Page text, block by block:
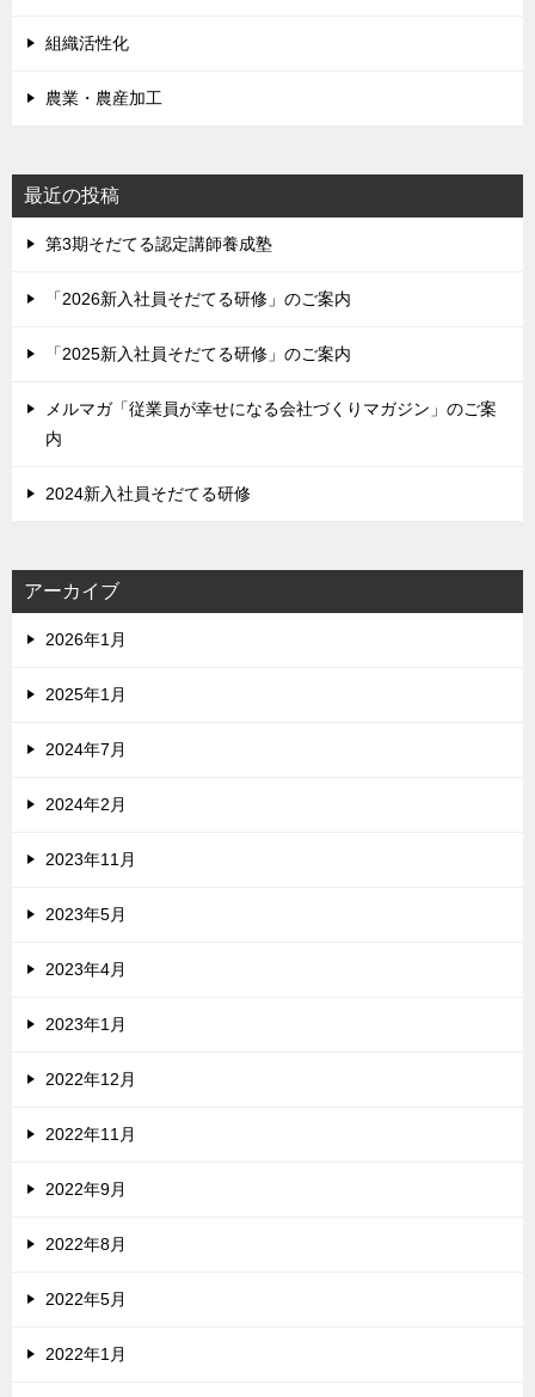
組織活性化
農業・農産加工
最近の投稿
第3期そだてる認定講師養成塾
「2026新入社員そだてる研修」のご案内
「2025新入社員そだてる研修」のご案内
メルマガ「従業員が幸せになる会社づくりマガジン」のご案
内
2024新入社員そだてる研修
アーカイブ
2026年1月
2025年1月
2024年7月
2024年2月
2023年11月
2023年5月
2023年4月
2023年1月
2022年12月
2022年11月
2022年9月
2022年8月
2022年5月
2022年1月